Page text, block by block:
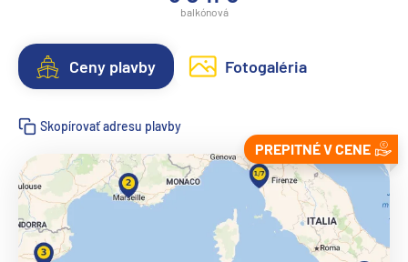
balkónová
Ceny plavby Fotogaléria
Skopírovať adresu plavby
PREPITNÉ V CENE